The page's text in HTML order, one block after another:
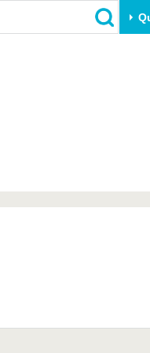
Innovative Transferprojekte